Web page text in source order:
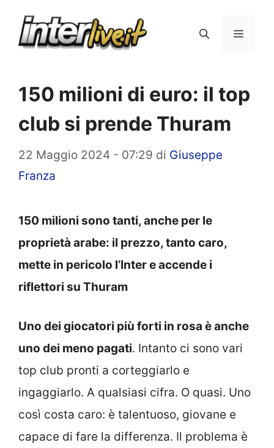
Menu
150 milioni di euro: il top
club si prende Thuram
22 Maggio 2024 - 07:29 di Giuseppe
Franza
150 milioni sono tanti, anche per le
proprietà arabe: il prezzo, tanto caro,
mette in pericolo l’Inter e accende i
riflettori su Thuram
Uno dei giocatori più forti in rosa è anche
uno dei meno pagati. Intanto ci sono vari
top club pronti a corteggiarlo e
ingaggiarlo. A qualsiasi cifra. O quasi. Uno
così costa caro: è talentuoso, giovane e
capace di fare la differenza. Il problema è